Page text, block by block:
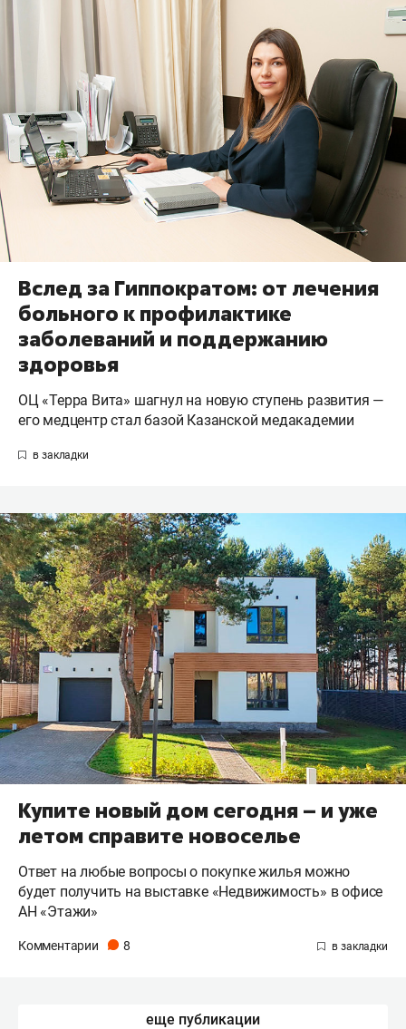
Вслед за Гиппократом: от лечения
больного к профилактике
заболеваний и поддержанию
здоровья
ОЦ «Терра Вита» шагнул на новую ступень развития —
его медцентр стал базой Казанской медакадемии
Купите новый дом сегодня – и уже
летом справите новоселье
Ответ на любые вопросы о покупке жилья можно
будет получить на выставке «Недвижимость» в офисе
АН «Этажи»
Комментарии 8
еще публикации